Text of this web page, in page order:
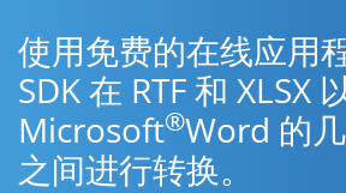
使用免费的在线应用
SDK 在 RTF 和 XLSX
Microsoft®Word 的
之间进行转换。